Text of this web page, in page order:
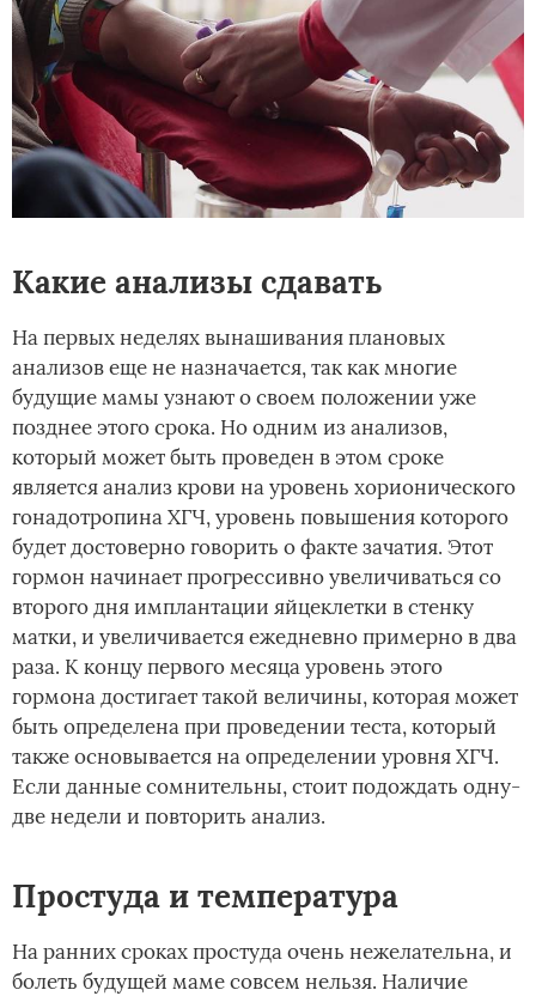
Какие анализы сдавать
На первых неделях вынашивания плановых
анализов еще не назначается, так как многие
будущие мамы узнают о своем положении уже
позднее этого срока. Но одним из анализов,
который может быть проведен в этом сроке
является анализ крови на уровень хорионического
гонадотропина ХГЧ, уровень повышения которого
будет достоверно говорить о факте зачатия. Этот
гормон начинает прогрессивно увеличиваться со
второго дня имплантации яйцеклетки в стенку
матки, и увеличивается ежедневно примерно в два
раза. К концу первого месяца уровень этого
гормона достигает такой величины, которая может
быть определена при проведении теста, который
также основывается на определении уровня ХГЧ.
Если данные сомнительны, стоит подождать одну-
две недели и повторить анализ.
Простуда и температура
На ранних сроках простуда очень нежелательна, и
болеть будущей маме совсем нельзя. Наличие